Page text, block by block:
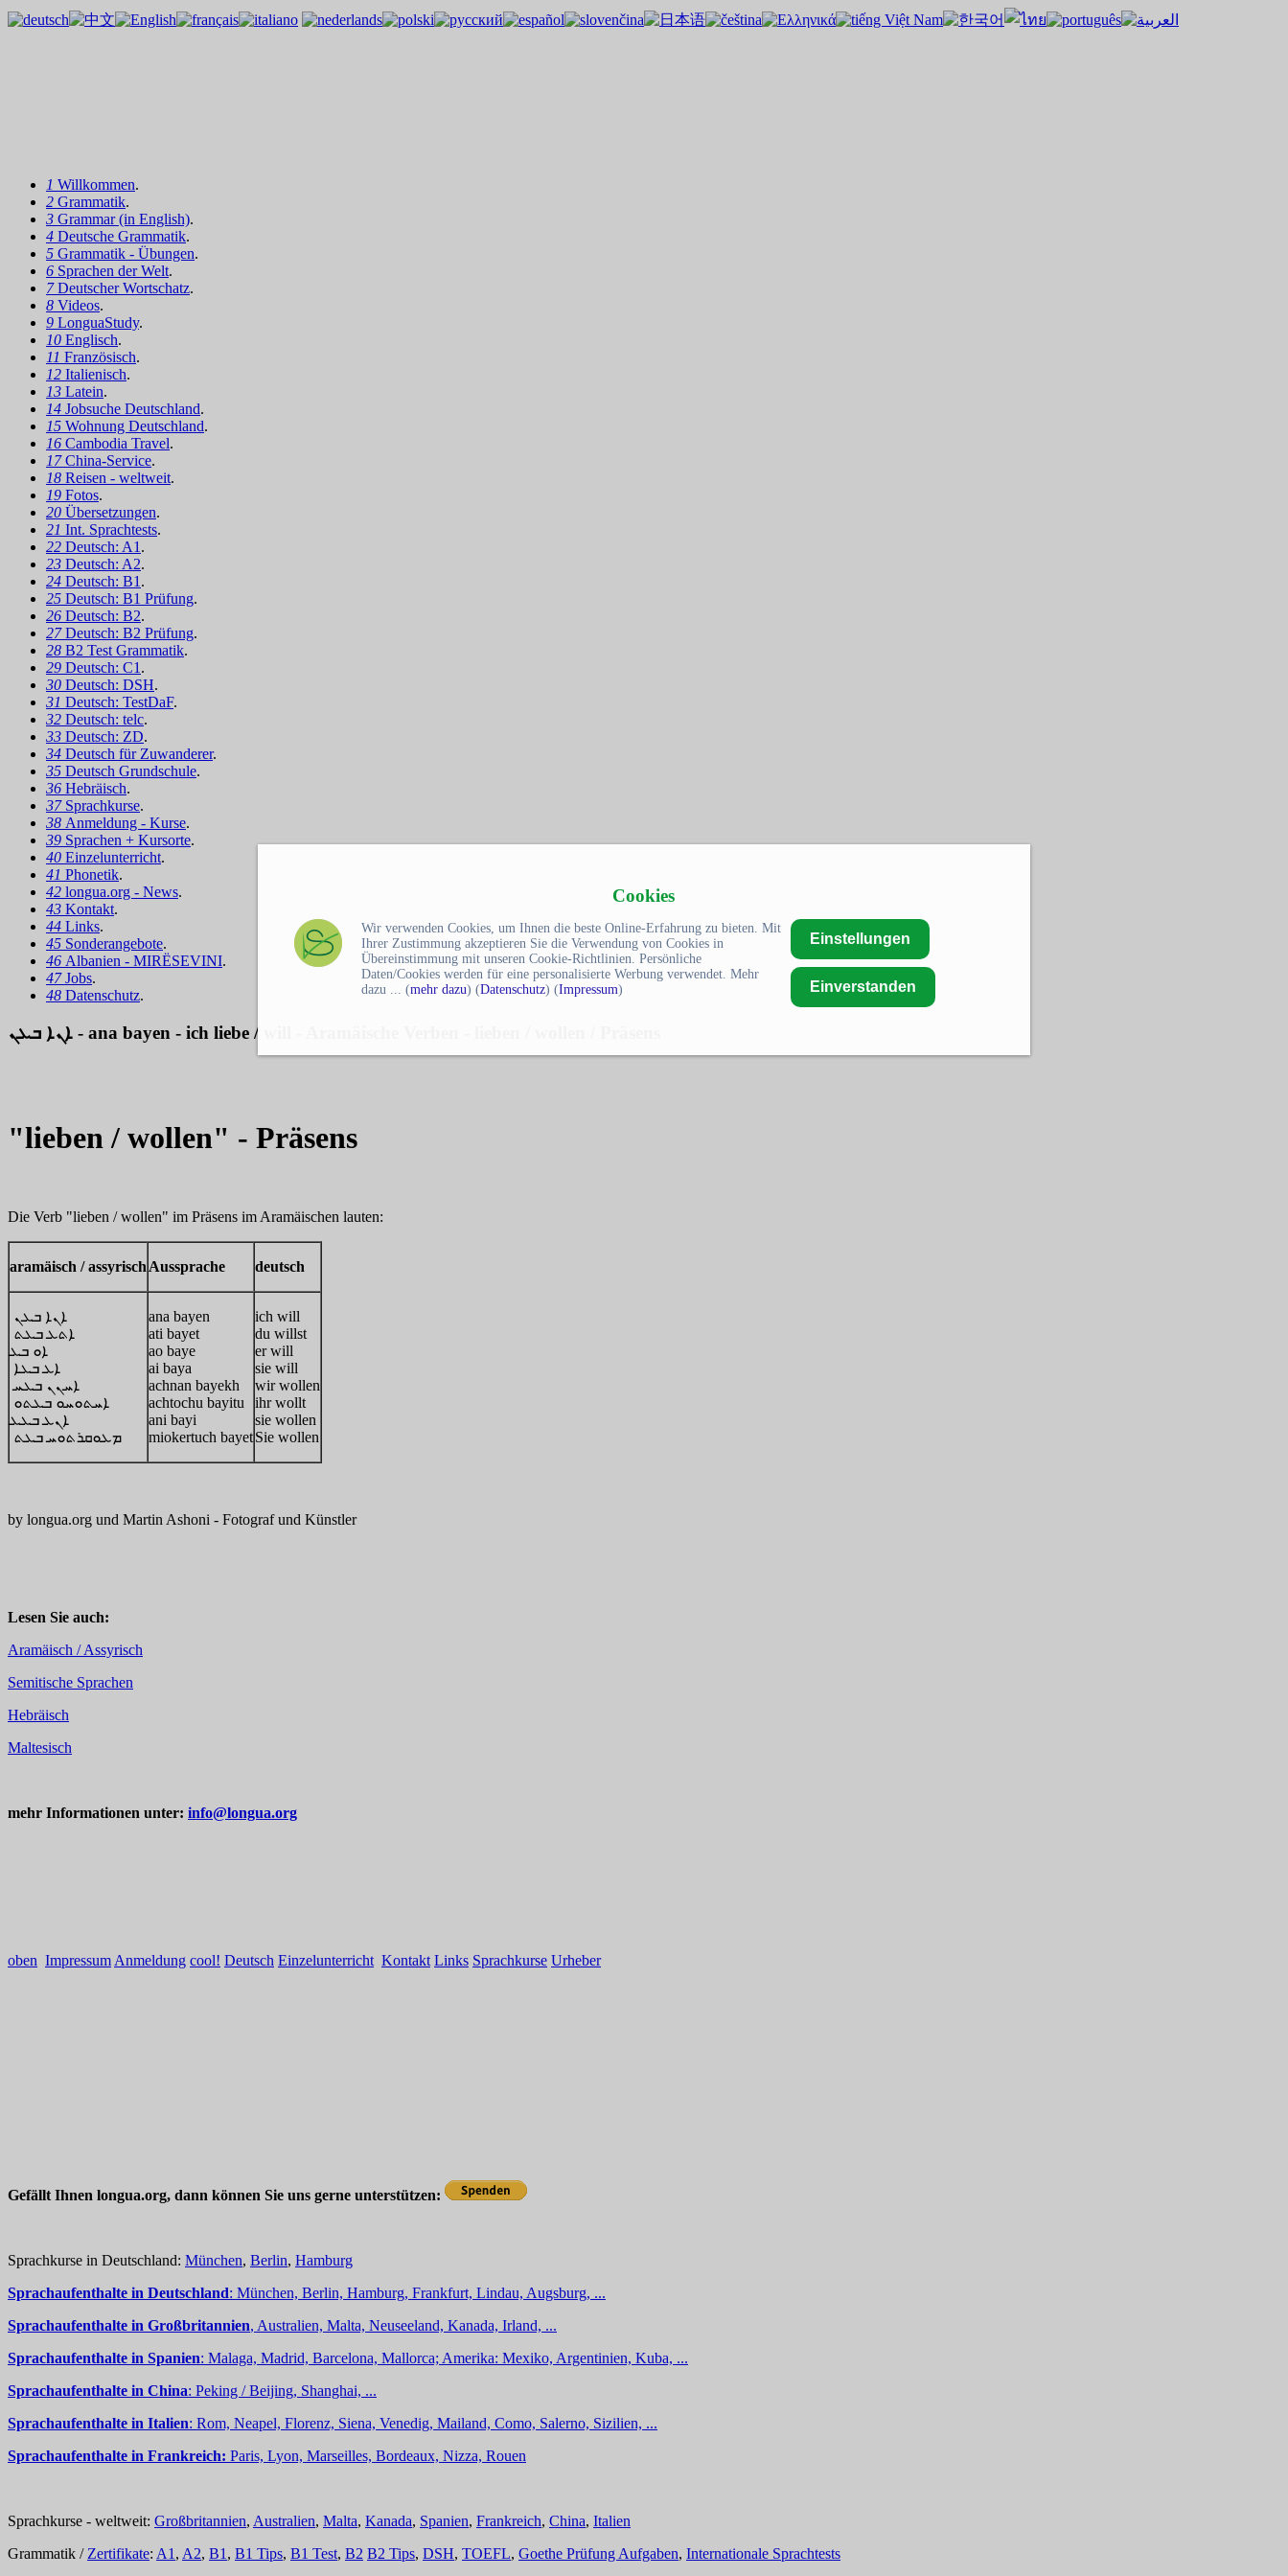
1 Willkommen.
2 Grammatik.
3 Grammar (in English).
4 Deutsche Grammatik.
5 Grammatik - Übungen.
6 Sprachen der Welt.
7Deutscher Wortschatz.
8 Videos.
9 LonguaStudy.
10 Englisch.
11 Französisch.
12 Italienisch.
13 Latein.
14 Jobsuche Deutschland.
15 Wohnung Deutschland.
16 Cambodia Travel.
17China-Service.
18 Reisen - weltweit.
19 Fotos.
20 Übersetzungen.
21 Int. Sprachtests.
22 Deutsch: A1 .
23 Deutsch: A2.
24 Deutsch: B1 .
25 Deutsch: B1 Prüfung.
26 Deutsch: B2.
27Deutsch: B2 Prüfung.
28 B2 Test Grammatik.
29 Deutsch: C1 .
30 Deutsch: DSH.
31 Deutsch: TestDaF.
32 Deutsch: telc.
33 Deutsch: ZD.
34 Deutsch für Zuwanderer.
35 Deutsch Grundschule.
36 Hebräisch.
37 Sprachkurse.
38 Anmeldung - Kurse.
39 Sprachen + Kursorte.
40 Einzelunterricht.
41 Phonetik.
42 longua.org - News.
43 Kontakt.
44 Links.
45 Sonderangebote.
46 Albanien - MIRËSEVINI.
47Jobs.
48 Datenschutz.
Cookies
Wir verwenden Cookies, um Ihnen die beste Online-Erfahrung zu bieten. Mit
Ihrer Zustimmung akzeptieren Sie die Verwendung von Cookies in
Übereinstimmung mit unseren Cookie-Richtlinien. Persönliche
Daten/Cookies werden für eine personalisierte Werbung verwendet. Mehr
dazu ... (mehr dazu) (Datenschutz) (Impressum)
Einstellungen
Einverstanden
ܐܢܐ ܒܥܢ - ana bayen - ich liebe / will - Aramäische Verben - lieben / wollen / Präsens
"lieben / wollen" - Präsens
Die Verb "lieben / wollen" im Präsens im Aramäischen lauten:
aramäisch / assyrisch Aussprache deutsch
ܐܢܐ ܒܥܢ
ܐܬܥ ܒܥܬ
ܐܘ ܒܥ
ܐܥ ܒܥܐ
ܐܚܢܢ ܒܥܚ
ܐܚܬܘܚܘ ܒܥܬܘ
ܐܢܥ ܒܥܥ
ܡܥܘܩܪܬܘܚ ܒܥܬ
ana bayen
ati bayet
ao baye
ai baya
achnan bayekh
achtochu bayitu
ani bayi
miokertuch bayet
ich will
du willst
er will
sie will
wir wollen
ihr wollt
sie wollen
Sie wollen
by longua.org und Martin Ashoni - Fotograf und Künstler
Lesen Sie auch:
Aramäisch / Assyrisch
Semitische Sprachen
Hebräisch
Maltesisch
mehr Informationen unter: info@longua.org
oben Impressum Anmeldung cool! Deutsch Einzelunterricht Kontakt Links Sprachkurse Urheber
Gefällt Ihnen longua.org, dann können Sie uns gerne unterstützen:
Sprachkurse in Deutschland: München, Berlin, Hamburg
Sprachaufenthalte in Deutschland: München, Berlin, Hamburg, Frankfurt, Lindau, Augsburg, ...
Sprachaufenthalte in Großbritannien, Australien, Malta, Neuseeland, Kanada, Irland, ...
Sprachaufenthalte in Spanien: Malaga, Madrid, Barcelona, Mallorca; Amerika: Mexiko, Argentinien, Kuba, ...
Sprachaufenthalte in China: Peking / Beijing, Shanghai, ...
Sprachaufenthalte in Italien: Rom, Neapel, Florenz, Siena, Venedig, Mailand, Como, Salerno, Sizilien, ...
Sprachaufenthalte in Frankreich: Paris, Lyon, Marseilles, Bordeaux, Nizza, Rouen
Sprachkurse - weltweit: Großbritannien, Australien, Malta, Kanada, Spanien, Frankreich, China, Italien
Grammatik / Zertifikate: A1 , A2, B1 , B1 Tips, B1 Test, B2 B2 Tips, DSH, TOEFL, Goethe Prüfung Aufgaben, Internationale Sprachtests